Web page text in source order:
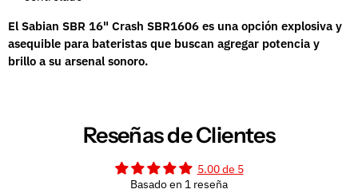
El Sabian SBR 16" Crash SBR1606 es una opción explosiva y
asequible para bateristas que buscan agregar potencia y
brillo a su arsenal sonoro.
Reseñas de Clientes
5.00 de 5
Basado en 1 reseña